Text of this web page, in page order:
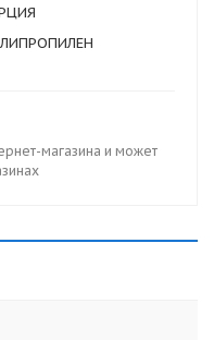
магазина и может